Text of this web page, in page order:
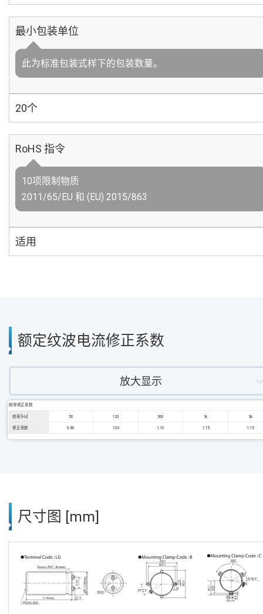
最小包装单位
此为标准包装式样下的包装数量。
20个
RoHS 指令
10项限制物质
2011/65/EU 和 (EU) 2015/863
适用
额定纹波电流修正系数
放大显示
频率修正系数
频率 [Hz] 50 120 300 1k 3k
修正系数 0.80 1.00 1.10 1.15 1.15
尺寸图 [mm]